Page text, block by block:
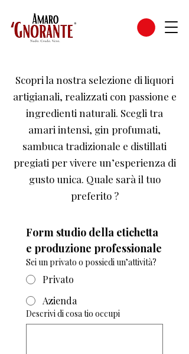
Scopri la nostra selezione di liquori
artigianali, realizzati con passione e
ingredienti naturali. Scegli tra
amari intensi, gin profumati,
sambuca tradizionale e distillati
pregiati per vivere un’esperienza di
gusto unica. Quale sarà il tuo
preferito ?
Form studio della etichetta
e produzione professionale
Sei un privato o possiedi un’attività?
Privato
Azienda
Descrivi di cosa tio occupi